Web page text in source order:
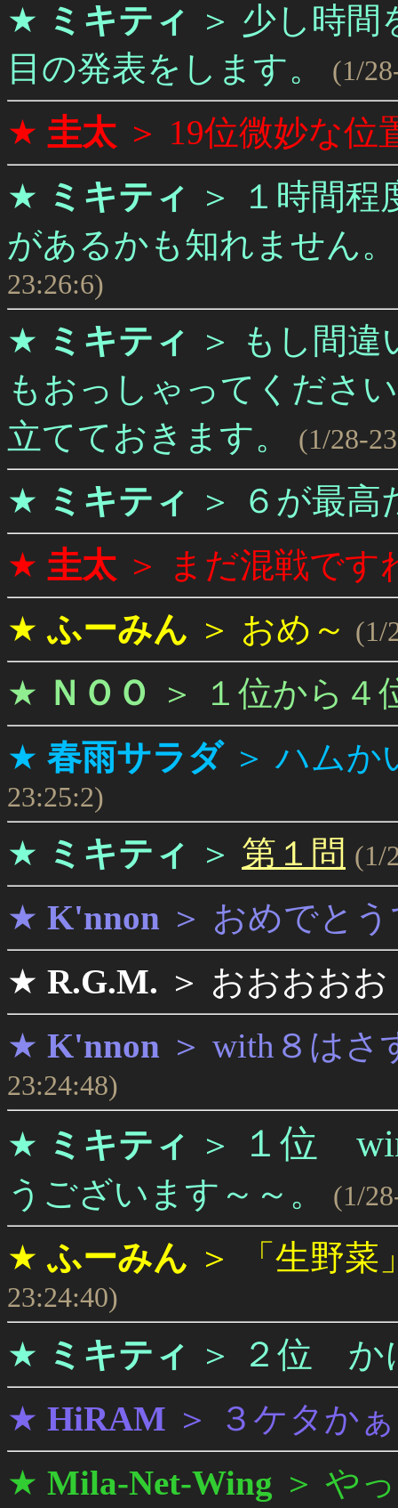
★ ミキティ ＞ 少し時間
目の発表をします。
(1/
★ 圭太 ＞ 19位微妙な位
★ ミキティ ＞
１時間
があるかも知れません
23:26:6)
★ ミキティ ＞
もし間
もおっしゃってくださ
立てておきます。
(1/28-
★ ミキティ ＞
６が最
★ 圭太 ＞
まだ混戦です
★ふーみん ＞ おめ～ (1/
★ ＮＯＯ ＞
１位から４
★ 春雨サラダ＞ハムか
23:25:2)
★ ミキティ ＞ 第１問 (1/
★ K'nnon ＞ おめでと
★ R.G.M. ＞ おおおおお
★ K'nnon ＞ with８は
23:24:48)
★ ミキティ ＞ １位
うございます～～。 (1/
★ふーみん ＞ 「生野
23:24:40)
★ ミキティ ＞ ２位 か
★ HiRAM ＞
３ケタか
★ Mila-Net-Wing ＞ や